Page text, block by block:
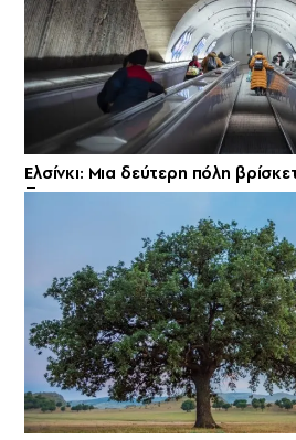
Ελσίνκι: Mια δεύτερη πόλη